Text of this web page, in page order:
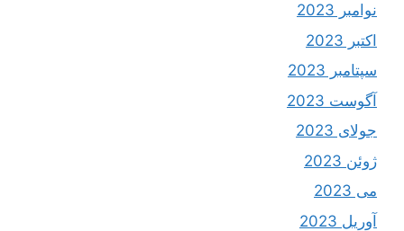
نوامبر 2023
اکتبر 2023
سپتامبر 2023
آگوست 2023
جولای 2023
ژوئن 2023
می 2023
آوریل 2023